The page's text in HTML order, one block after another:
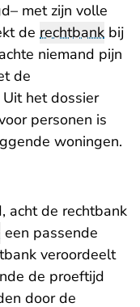
met zijn volle
de rechtbank bij
niemand pijn
de
het dossier
personen is
woningen.
acht de rechtbank
een passende
veroordeelt
de proeftijd
door de